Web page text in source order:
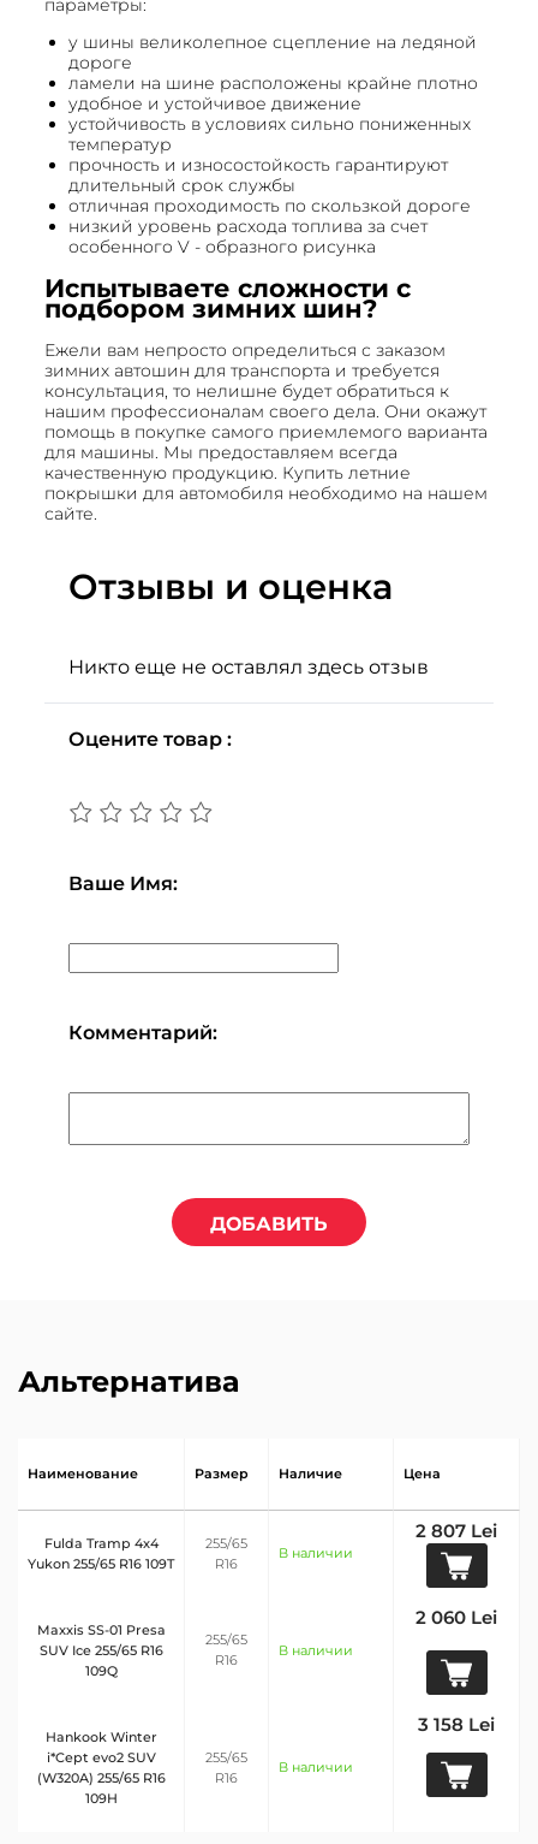
параметры:
у шины великолепное сцепление на ледяной
дороге
ламели на шине расположены крайне плотно
удобное и устойчивое движение
устойчивость в условиях сильно пониженных
температур
прочность и износостойкость гарантируют
длительный срок службы
отличная проходимость по скользкой дороге
низкий уровень расхода топлива за счет
особенного V - образного рисунка
Испытываете сложности с
подбором зимних шин?
Ежели вам непросто определиться с заказом
зимних автошин для транспорта и требуется
консультация, то нелишне будет обратиться к
нашим профессионалам своего дела. Они окажут
помощь в покупке самого приемлемого варианта
для машины. Мы предоставляем всегда
качественную продукцию. Купить летние
покрышки для автомобиля необходимо на нашем
сайте.
Отзывы и оценка
Никто еще не оставлял здесь отзыв
Оцените товар :
Ваше Имя:
Комментарий:
ДОБАВИТЬ
Альтернатива
Наименование Размер Наличие Цена
Fulda Tramp 4x4
Yukon 255/65 R16 109T
255/65
R16
В наличии
2 807 Lei
Maxxis SS-01 Presa
SUV Ice 255/65 R16
109Q
255/65
R16
В наличии
2 060 Lei
Hankook Winter
i*Cept evo2 SUV
(W320A) 255/65 R16
109H
255/65
R16
В наличии
3 158 Lei